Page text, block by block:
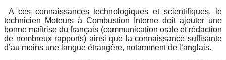
A ces connaissances technologiques et scientifiques, le
technicien Moteurs à Combustion Interne doit ajouter une
bonne maîtrise du français (communication orale et rédaction
de nombreux rapports) ainsi que la connaissance suffisante
d’au moins une langue étrangère, notamment de l’anglais.